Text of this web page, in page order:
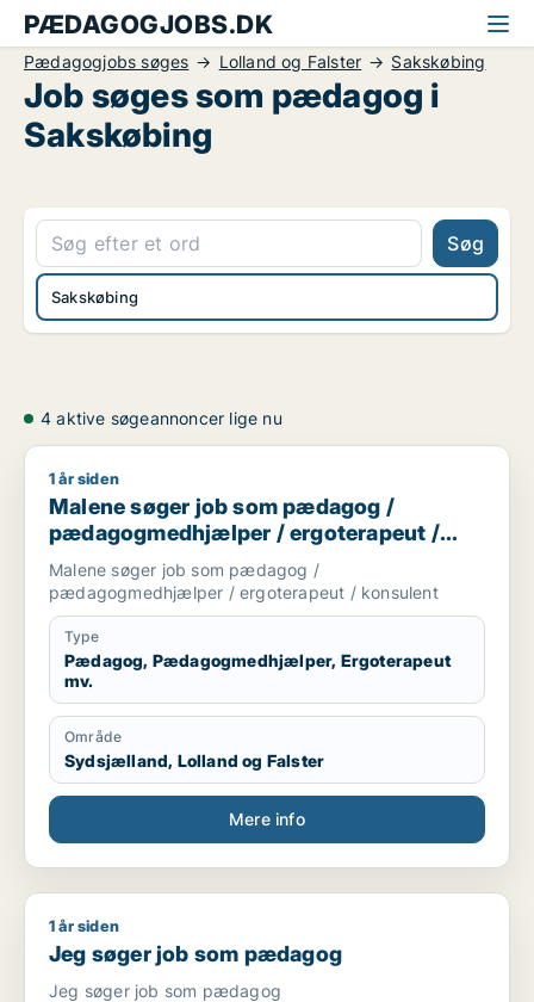
PÆDAGOGJOBS.DK
Pædagogjobs søges Lolland og Falster Sakskøbing
Job søges som pædagog i
Sakskøbing
Søg
Sakskøbing
4 aktive søgeannoncer lige nu
Malene søger job som pædagog / pædagogmedhjælper /
1 år siden
Malene søger job som pædagog /
pædagogmedhjælper / ergoterapeut /
konsulent
Malene søger job som pædagog /
pædagogmedhjælper / ergoterapeut / konsulent
Type
Pædagog, Pædagogmedhjælper, Ergoterapeut
mv.
Område
Sydsjælland, Lolland og Falster
Mere info
Jeg søger job som pædagog
1 år siden
Jeg søger job som pædagog
Jeg søger job som pædagog